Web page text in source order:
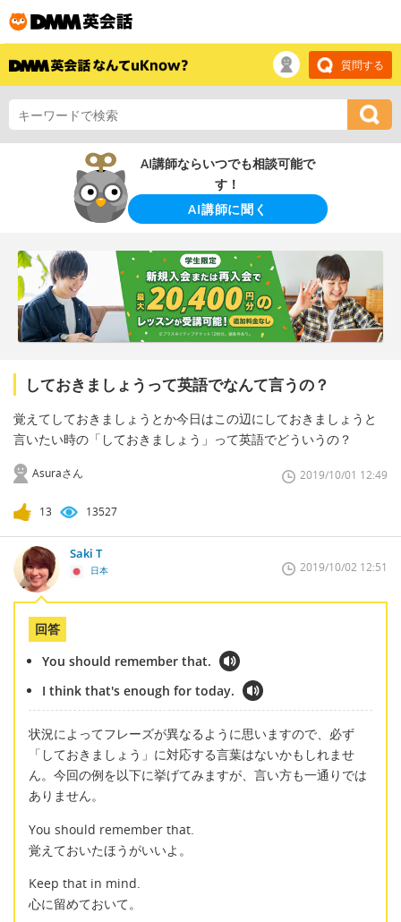
質問する
AI講師ならいつでも相談可能で
す！
AI講師に聞く
しておきましょうって英語でなんて言うの？
覚えてしておきましょうとか今日はこの辺にしておきましょうと
言いたい時の「しておきましょう」って英語でどういうの？
Asuraさん 2019/10/01 12:49
13 13527
Saki T
日本 2019/10/02 12:51
回答
You should remember that.
I think that's enough for today.
状況によってフレーズが異なるように思いますので、必ず
「しておきましょう」に対応する言葉はないかもしれませ
ん。今回の例を以下に挙げてみますが、言い方も一通りでは
ありません。
You should remember that.
覚えておいたほうがいいよ。
Keep that in mind.
心に留めておいて。